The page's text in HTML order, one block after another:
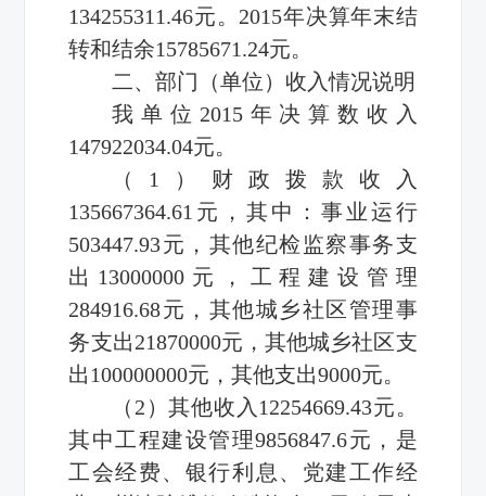
134255311.46元。2015年决算年末结
转和结余15785671.24元。
二、部门（单位）收入情况说明
我单位2015年决算数收入
147922034.04元。
（1）财政拨款收入
135667364.61元，其中：事业运行
503447.93元，其他纪检监察事务支
出13000000元，工程建设管理
284916.68元，其他城乡社区管理事
务支出21870000元，其他城乡社区支
出100000000元，其他支出9000元。
（2）其他收入12254669.43元。
其中工程建设管理9856847.6元，是
工会经费、银行利息、党建工作经